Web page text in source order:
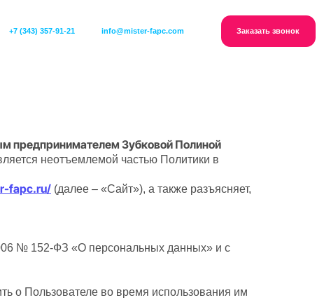
info@mister-fapc.com Заказать звонок
предпринимателем Зубковой Полиной
неотъемлемой частью Политики в
fapc.ru/ (далее – «Сайт»), а также разъясняет,
№ 152-ФЗ «О персональных данных» и с
о Пользователе во время использования им